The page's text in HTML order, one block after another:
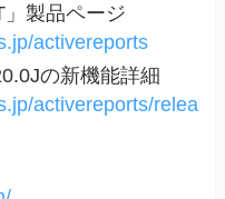
」製品ページ
activereports
の新機能詳細
activereports/relea